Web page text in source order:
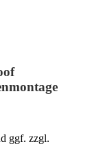
ggf. zzgl.